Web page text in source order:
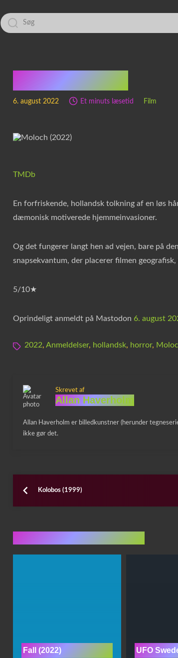
Led
efter:
Moloch (2022)
6. august 2022 Et minuts læsetid Film
TMDb
En forfriskende, hollandsk tolkning af en løs
dæmonisk motiverede hjemmeinvasioner.
Og det fungerer langt hen ad vejen, bare på
snapsekvantum, der placerer filmen
5/10★
Oprindeligt anmeldt på Mastodon 6. august
2022, Anmeldelser, hollandsk, horror,
Skrevet af
Allan Haverholm
Allan Haverholm er billedkunstner (herunder
ikke gør det.
Kolobos (1999)
Fall (2022) UFO